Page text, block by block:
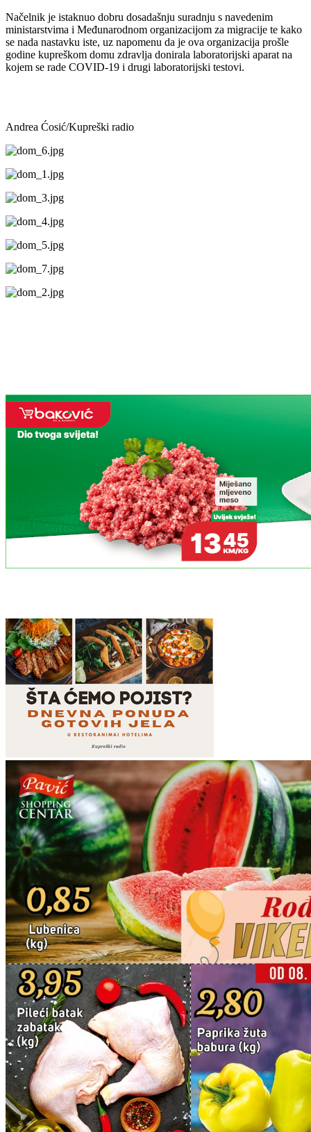
Načelnik je istaknuo dobru dosadašnju suradnju s navedenim
ministarstvima i Međunarodnom organizacijom za migracije te kako
se nada nastavku iste, uz napomenu da je ova organizacija prošle
godine kupreškom domu zdravlja donirala laboratorijski aparat na
kojem se rade COVID-19 i drugi laboratorijski testovi.
Andrea Ćosić/Kupreški radio